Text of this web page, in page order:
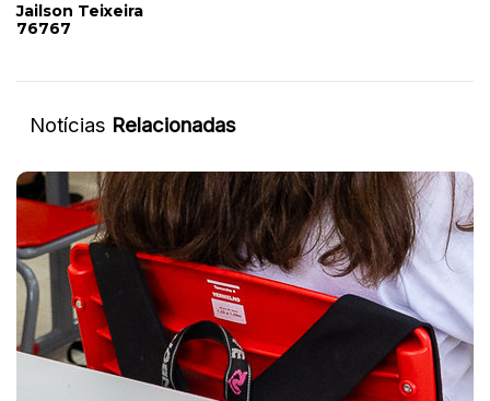
Jailson Teixeira
76767
Notícias Relacionadas